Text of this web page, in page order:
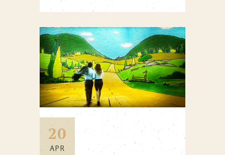
20
APR